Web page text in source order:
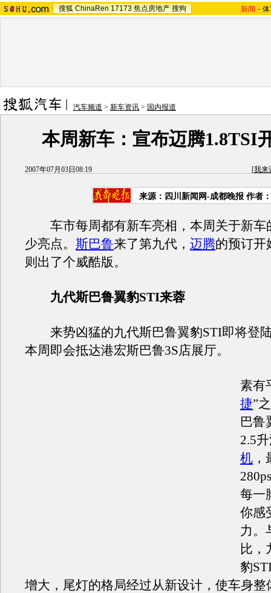
搜狐 ChinaRen 17173 焦点房地产 搜狗 新闻 -
汽车频道 > 新车资讯 > 国内报道
本周新车：宣布迈腾1.8TSI
2007年07月03日08:19 [我来
来源：四川新闻网-成都晚报 作者
车市每周都有新车亮相，本周关于新车
少亮点。 斯巴鲁来了第九代， 迈腾的预订开
则出了个威酷版。
九代斯巴鲁翼豹STI来蓉
来势凶猛的九代斯巴鲁翼豹STI即将登
本周即会抵达港宏斯巴鲁3S店展厅。
素有
捷”
巴鲁
2.5
机
每一
你感
力。
比，
豹
增大，尾灯的格局经过从新设计，使车身整